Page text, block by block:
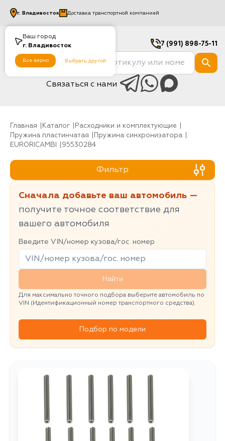
Ваш город
г. Владивосток
Все верно Выбрать другой
г. Владивосток Доставка транспортной компанией
7 (991) 898-75-11
Связаться с нами
Главная Каталог
Расходники и комплектующие
Пружина пластинчатая
Пружина синхронизатора
EURORICAMBI
95530284
Фильтр
Сначала добавьте ваш автомобиль —
получите точное соответствие для
вашего автомобиля
Введите VIN/номер кузова/гос. номер
Найти
Для максимально точного подбора выберите автомобиль по
VIN (Идентификационный номер транспортного средства).
Подбор по модели